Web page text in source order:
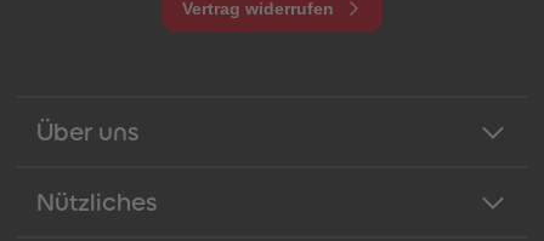
Vertrag widerrufen
Über uns
Nützliches